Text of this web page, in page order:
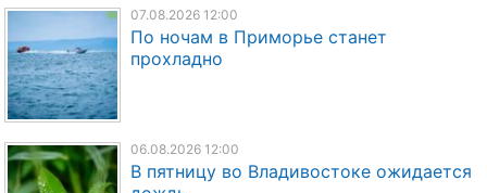
07.08.2026 12:00
По ночам в Приморье станет
прохладно
06.08.2026 12:00
В пятницу во Владивостоке ожидается